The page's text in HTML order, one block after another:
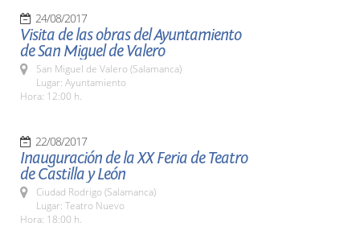
24/08/2017
Visita de las obras del Ayuntamiento
de San Miguel de Valero
San Miguel de Valero (Salamanca)
Lugar: Ayuntamiento
Hora: 12:00 h.
22/08/2017
Inauguración de la XX Feria de Teatro
de Castilla y León
Ciudad Rodrigo (Salamanca)
Lugar: Teatro Nuevo
Hora: 18:00 h.